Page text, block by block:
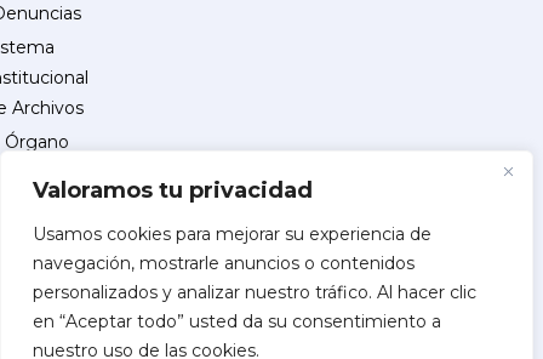
Valoramos tu privacidad
Usamos cookies para mejorar su experiencia de
navegación, mostrarle anuncios o contenidos
personalizados y analizar nuestro tráfico. Al hacer clic
en “Aceptar todo” usted da su consentimiento a
nuestro uso de las cookies.
Archivos
Órgano
Control
INSCRIPCIÓN